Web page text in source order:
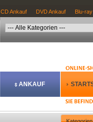
CD Ankauf DVD Ankauf Blu-
ANKAUF
Kategorien